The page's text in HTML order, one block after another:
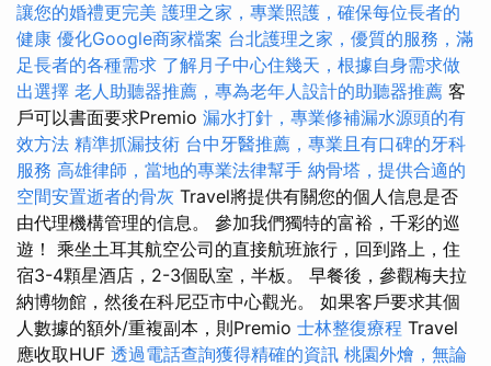
讓您的婚禮更完美 護理之家，專業照護，確保每位長者的
健康 優化Google商家檔案 台北護理之家，優質的服務，滿
足長者的各種需求 了解月子中心住幾天，根據自身需求做
出選擇 老人助聽器推薦，專為老年人設計的助聽器推薦 客
戶可以書面要求Premio 漏水打針，專業修補漏水源頭的有
效方法 精準抓漏技術 台中牙醫推薦，專業且有口碑的牙科
服務 高雄律師，當地的專業法律幫手 納骨塔，提供合適的
空間安置逝者的骨灰 Travel將提供有關您的個人信息是否
由代理機構管理的信息。 參加我們獨特的富裕，千彩的巡
遊！ 乘坐土耳其航空公司的直接航班旅行，回到路上，住
宿3-4顆星酒店，2-3個臥室，半板。 早餐後，參觀梅夫拉
納博物館，然後在科尼亞市中心觀光。 如果客戶要求其個
人數據的額外/重複副本，則Premio 士林整復療程 Travel
應收取HUF 透過電話查詢獲得精確的資訊 桃園外燴，無論